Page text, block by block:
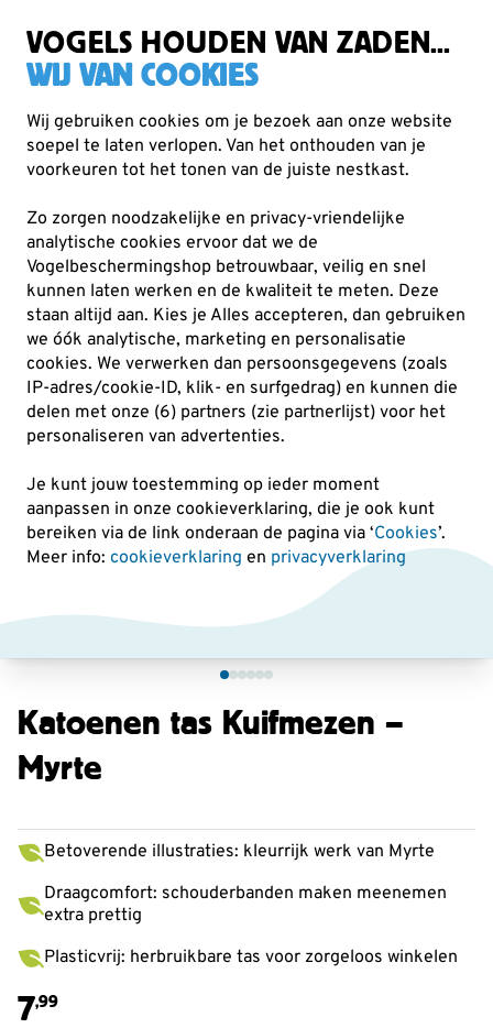
VOGELS HOUDEN VAN ZADEN...
WIJ VAN COOKIES
Wij gebruiken cookies om je bezoek aan onze website
soepel te laten verlopen. Van het onthouden van je
voorkeuren tot het tonen van de juiste nestkast.
Zo zorgen noodzakelijke en privacy-vriendelijke
analytische cookies ervoor dat we de
Vogelbeschermingshop betrouwbaar, veilig en snel
kunnen laten werken en de kwaliteit te meten. Deze
staan altijd aan. Kies je Alles accepteren, dan gebruiken
we óók analytische, marketing en personalisatie
cookies. We verwerken dan persoonsgegevens (zoals
IP-adres/cookie-ID, klik- en surfgedrag) en kunnen die
delen met onze (6) partners (zie partnerlijst) voor het
personaliseren van advertenties.
Je kunt jouw toestemming op ieder moment
aanpassen in onze cookieverklaring, die je ook kunt
bereiken via de link onderaan de pagina via ‘Cookies’.
Meer info: cookieverklaring en privacyverklaring
Cadeaus Tassen
Katoenen tas Kuifmezen –
Myrte
Betoverende illustraties: kleurrijk werk van Myrte
Draagcomfort: schouderbanden maken meenemen
extra prettig
Plasticvrij: herbruikbare tas voor zorgeloos winkelen
7,99